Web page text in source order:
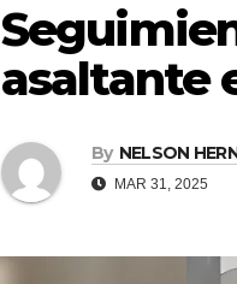
asaltante
By NELSON
MAR 31, 2025